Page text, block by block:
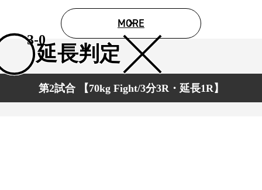
トピックス
メディア
チケット・グッズ
読みもの
コラム延長判定
3-0
MORE
第2試合 【70kg Fight/3分3R・延長1R】